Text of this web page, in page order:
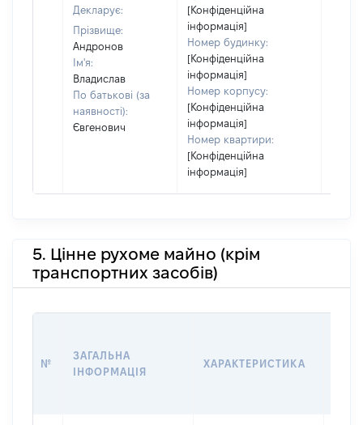
Декларує:
Прізвище:
Андронов
Ім'я:
Владислав
По батькові (за
наявності):
Євгенович
[Конфіденційна
інформація]
Номер будинку:
[Конфіденційна
інформація]
Номер корпусу:
[Конфіденційна
інформація]
Номер квартири:
[Конфіденційна
інформація]
5. Цінне рухоме майно (крім
транспортних засобів)
№
ЗАГАЛЬНА
ІНФОРМАЦІЯ
ХАРАКТЕРИСТИКА